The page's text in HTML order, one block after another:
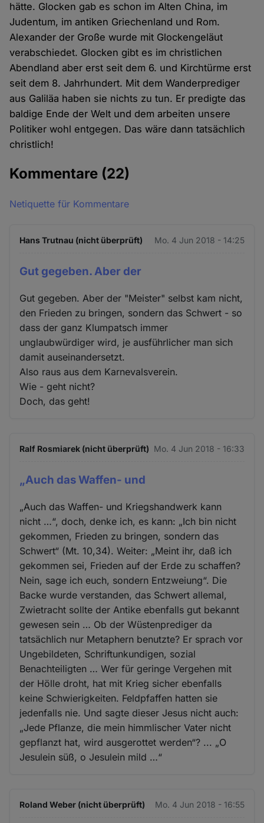
hätte. Glocken gab es schon im Alten China, im
Judentum, im antiken Griechenland und Rom.
Alexander der Große wurde mit Glockengeläut
verabschiedet. Glocken gibt es im christlichen
Abendland aber erst seit dem 6. und Kirchtürme erst
seit dem 8. Jahrhundert. Mit dem Wanderprediger
aus Galiläa haben sie nichts zu tun. Er predigte das
baldige Ende der Welt und dem arbeiten unsere
Politiker wohl entgegen. Das wäre dann tatsächlich
christlich!
Kommentare (22)
Netiquette für Kommentare
Hans Trutnau (nicht überprüft) Mo. 4 Jun 2018 - 14:25
Gut gegeben. Aber der
Gut gegeben. Aber der "Meister" selbst kam nicht,
den Frieden zu bringen, sondern das Schwert - so
dass der ganz Klumpatsch immer
unglaubwürdiger wird, je ausführlicher man sich
damit auseinandersetzt.
Also raus aus dem Karnevalsverein.
Wie - geht nicht?
Doch, das geht!
Ralf Rosmiarek (nicht überprüft) Mo. 4 Jun 2018 - 16:33
„Auch das Waffen- und
„Auch das Waffen- und Kriegshandwerk kann
nicht …“, doch, denke ich, es kann: „Ich bin nicht
gekommen, Frieden zu bringen, sondern das
Schwert“ (Mt. 10,34). Weiter: „Meint ihr, daß ich
gekommen sei, Frieden auf der Erde zu schaffen?
Nein, sage ich euch, sondern Entzweiung“. Die
Backe wurde verstanden, das Schwert allemal,
Zwietracht sollte der Antike ebenfalls gut bekannt
gewesen sein … Ob der Wüstenprediger da
tatsächlich nur Metaphern benutzte? Er sprach vor
Ungebildeten, Schriftunkundigen, sozial
Benachteiligten … Wer für geringe Vergehen mit
der Hölle droht, hat mit Krieg sicher ebenfalls
keine Schwierigkeiten. Feldpfaffen hatten sie
jedenfalls nie. Und sagte dieser Jesus nicht auch:
„Jede Pflanze, die mein himmlischer Vater nicht
gepflanzt hat, wird ausgerottet werden“? ... „O
Jesulein süß, o Jesulein mild …“
Roland Weber (nicht überprüft) Mo. 4 Jun 2018 - 16:55